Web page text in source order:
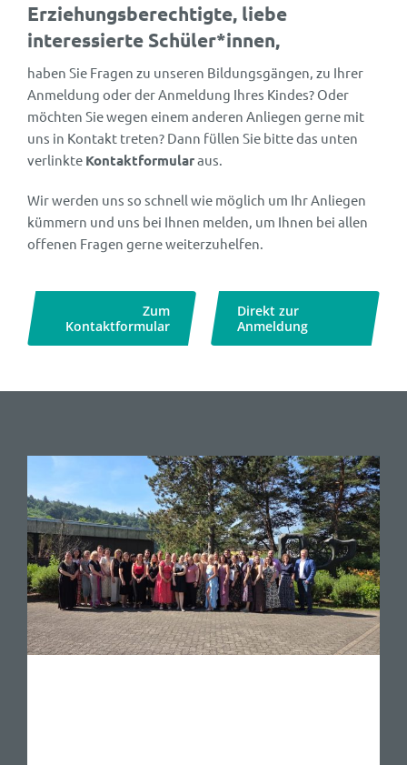
Erziehungsberechtigte, liebe
interessierte Schüler*innen,
haben Sie Fragen zu unseren Bildungsgängen, zu Ihrer
Anmeldung oder der Anmeldung Ihres Kindes? Oder
möchten Sie wegen einem anderen Anliegen gerne mit
uns in Kontakt treten? Dann füllen Sie bitte das unten
verlinkte Kontaktformularaus.
Wir werden uns so schnell wie möglich um Ihr Anliegen
kümmern und uns bei Ihnen melden, um Ihnen bei allen
offenen Fragen gerne weiterzuhelfen.
Zum
Kontaktformular
Direkt zur
Anmeldung